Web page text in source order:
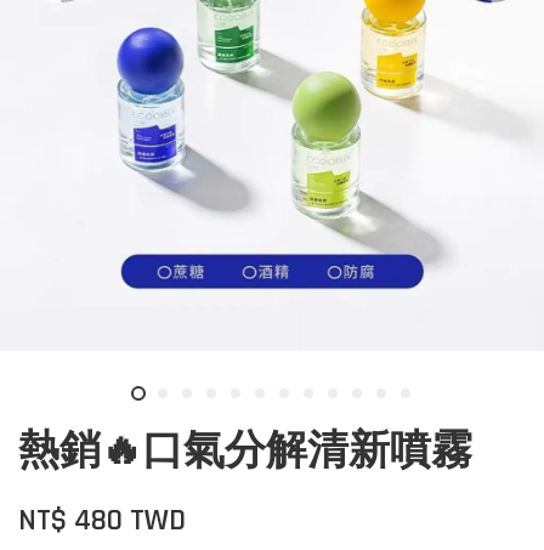
熱銷🔥口氣分解清新噴霧
NT$ 480 TWD